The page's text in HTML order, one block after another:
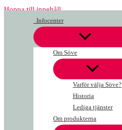
Hoppa till innehåll
Infocenter
Om Söve
Varför välja Söve?
Historia
Lediga tjänster
Om produkterna